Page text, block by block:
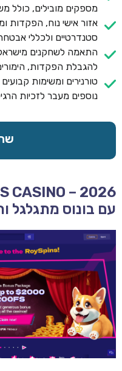
מספקים מובילים, כולל
אזור אישי נוח, הפקדות
סטנדרטיים ולכללי
התאמה לשחקנים
להגבלת הפקדות,
טורנירים ומשימות
נוספים מעבר לזכיות
עם בונוס מתגלגל